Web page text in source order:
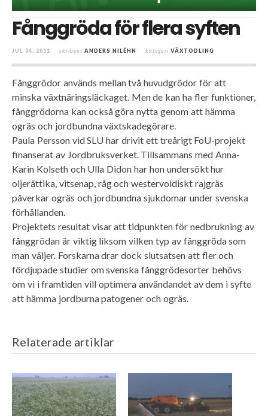
Fånggröda för flera syften
JUL 04, 2011 skribent ANDERS NILÉHN kategori VÄXTODLING
Fånggrödor används mellan två huvudgrödor för att
minska växtnäringsläckaget. Men de kan ha fler funktioner,
fånggrödorna kan också göra nytta genom att hämma
ogräs och jordbundna växtskadegörare.
Paula Persson vid SLU har drivit ett treårigt FoU-projekt
finanserat av Jordbruksverket. Tillsammans med Anna-
Karin Kolseth och Ulla Didon har hon undersökt hur
oljerättika, vitsenap, råg och westervoldiskt rajgräs
påverkar ogräs och jordbundna sjukdomar under svenska
förhållanden.
Projektets resultat visar att tidpunkten för nedbrukning av
fånggrödan är viktig liksom vilken typ av fånggröda som
man väljer. Forskarna drar dock slutsatsen att fler och
fördjupade studier om svenska fånggrödesorter behövs
om vi i framtiden vill optimera användandet av dem i syfte
att hämma jordburna patogener och ogräs.
Relaterade artiklar